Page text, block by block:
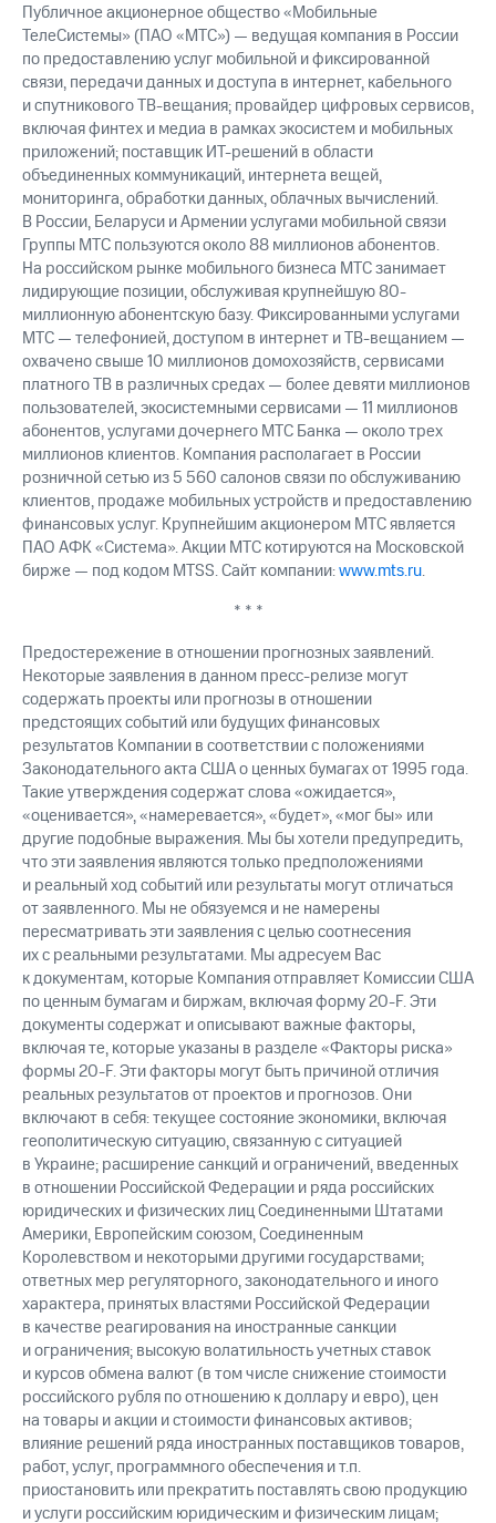
Публичное акционерное общество «Мобильные
ТелеСистемы» (ПАО «МТС») — ведущая компания в России
по предоставлению услуг мобильной и фиксированной
связи, передачи данных и доступа в интернет, кабельного
и спутникового ТВ-вещания; провайдер цифровых сервисов,
включая финтех и медиа в рамках экосистем и мобильных
приложений; поставщик ИТ-решений в области
объединенных коммуникаций, интернета вещей,
мониторинга, обработки данных, облачных вычислений.
В России, Беларуси и Армении услугами мобильной связи
Группы МТС пользуются около 88 миллионов абонентов.
На российском рынке мобильного бизнеса МТС занимает
лидирующие позиции, обслуживая крупнейшую 80-
миллионную абонентскую базу. Фиксированными услугами
МТС — телефонией, доступом в интернет и ТВ-вещанием —
охвачено свыше 10 миллионов домохозяйств, сервисами
платного ТВ в различных средах — более девяти миллионов
пользователей, экосистемными сервисами — 11 миллионов
абонентов, услугами дочернего МТС Банка — около трех
миллионов клиентов. Компания располагает в России
розничной сетью из 5 560 салонов связи по обслуживанию
клиентов, продаже мобильных устройств и предоставлению
финансовых услуг. Крупнейшим акционером МТС является
ПАО АФК «Система». Акции МТС котируются на Московской
бирже — под кодом MTSS. Сайт компании:www.mts.ru.
* * *
Предостережение в отношении прогнозных заявлений.
Некоторые заявления в данном пресс-релизе могут
содержать проекты или прогнозы в отношении
предстоящих событий или будущих финансовых
результатов Компании в соответствии с положениями
Законодательного акта США о ценных бумагах от 1995 года.
Такие утверждения содержат слова «ожидается»,
«оценивается», «намеревается», «будет», «мог бы» или
другие подобные выражения. Мы бы хотели предупредить,
что эти заявления являются только предположениями
и реальный ход событий или результаты могут отличаться
от заявленного. Мы не обязуемся и не намерены
пересматривать эти заявления с целью соотнесения
их с реальными результатами. Мы адресуем Вас
к документам, которые Компания отправляет Комиссии США
по ценным бумагам и биржам, включая форму 20-F. Эти
документы содержат и описывают важные факторы,
включая те, которые указаны в разделе «Факторы риска»
формы 20-F. Эти факторы могут быть причиной отличия
реальных результатов от проектов и прогнозов. Они
включают в себя: текущее состояние экономики, включая
геополитическую ситуацию, связанную с ситуацией
в Украине; расширение санкций и ограничений, введенных
в отношении Российской Федерации и ряда российских
юридических и физических лиц Соединенными Штатами
Америки, Европейским союзом, Соединенным
Королевством и некоторыми другими государствами;
ответных мер регуляторного, законодательного и иного
характера, принятых властями Российской Федерации
в качестве реагирования на иностранные санкции
и ограничения; высокую волатильность учетных ставок
и курсов обмена валют (в том числе снижение стоимости
российского рубля по отношению к доллару и евро), цен
на товары и акции и стоимости финансовых активов;
влияние решений ряда иностранных поставщиков товаров,
работ, услуг, программного обеспечения и т.п.
приостановить или прекратить поставлять свою продукцию
и услуги российским юридическим и физическим лицам;